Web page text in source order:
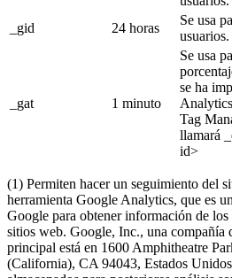
_gid 24 horas
Se usa
usuarios.
_gat 1 minuto
Se usa
se ha
Tag
llamará _
id>
(1) Permiten hacer un seguimiento del
herramienta Google Analytics, que es
Google para obtener información de los
sitios web. Google, Inc., una compañía
principal está en 1600 Amphitheatre
(California), CA 94043, Estados